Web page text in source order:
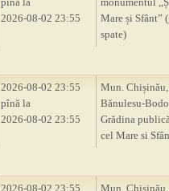
2026-08-02 23:55
Mare și Sfânt”
spate)
2026-08-02 23:55
pînă la
2026-08-02 23:55
Mun. Chișinău,
Bănulesu-
Grădina
cel Mare si
2026-08-02 23:55
Mun.